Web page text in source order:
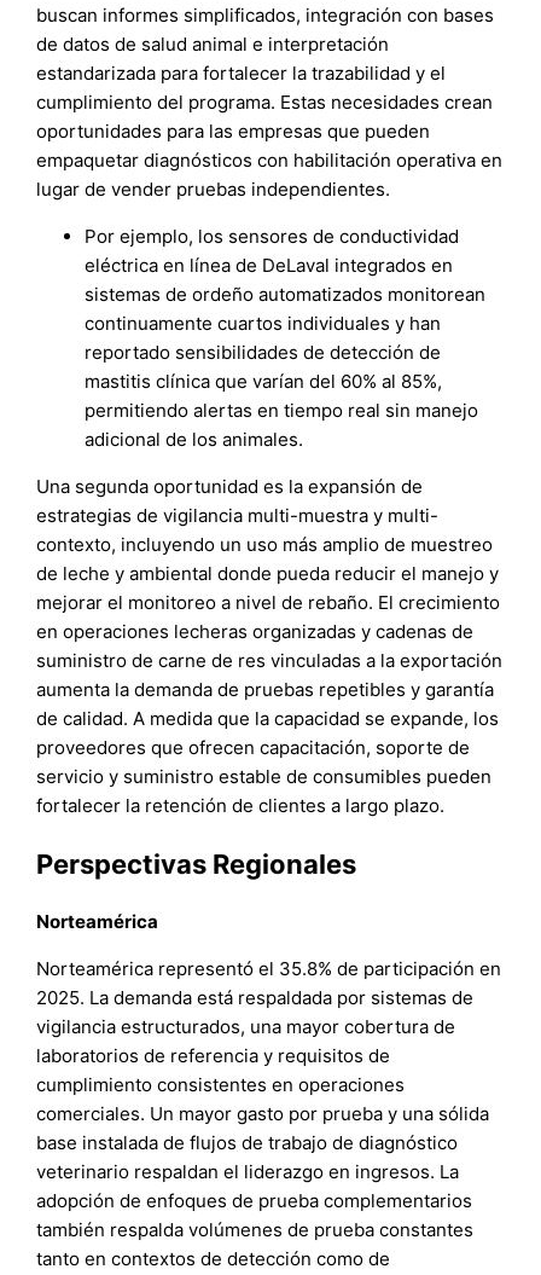
buscan informes simplificados, integración con bases
de datos de salud animal e interpretación
estandarizada para fortalecer la trazabilidad y el
cumplimiento del programa. Estas necesidades crean
oportunidades para las empresas que pueden
empaquetar diagnósticos con habilitación operativa en
lugar de vender pruebas independientes.
Por ejemplo, los sensores de conductividad
eléctrica en línea de DeLaval integrados en
sistemas de ordeño automatizados monitorean
continuamente cuartos individuales y han
reportado sensibilidades de detección de
mastitis clínica que varían del 60% al 85%,
permitiendo alertas en tiempo real sin manejo
adicional de los animales.
Una segunda oportunidad es la expansión de
estrategias de vigilancia multi-muestra y multi-
contexto, incluyendo un uso más amplio de muestreo
de leche y ambiental donde pueda reducir el manejo y
mejorar el monitoreo a nivel de rebaño. El crecimiento
en operaciones lecheras organizadas y cadenas de
suministro de carne de res vinculadas a la exportación
aumenta la demanda de pruebas repetibles y garantía
de calidad. A medida que la capacidad se expande, los
proveedores que ofrecen capacitación, soporte de
servicio y suministro estable de consumibles pueden
fortalecer la retención de clientes a largo plazo.
Perspectivas Regionales
Norteamérica
Norteamérica representó el 35.8% de participación en
2025. La demanda está respaldada por sistemas de
vigilancia estructurados, una mayor cobertura de
laboratorios de referencia y requisitos de
cumplimiento consistentes en operaciones
comerciales. Un mayor gasto por prueba y una sólida
base instalada de flujos de trabajo de diagnóstico
veterinario respaldan el liderazgo en ingresos. La
adopción de enfoques de prueba complementarios
también respalda volúmenes de prueba constantes
tanto en contextos de detección como de